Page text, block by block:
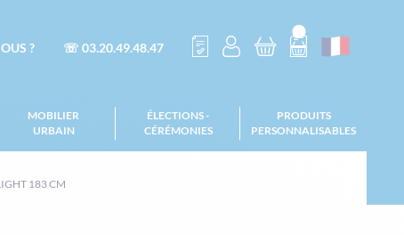
? ☏ 03.20.49.48.47
MOBILIER
URBAIN
ÉLECTIONS -
CÉRÉMONIES
PRODUITS
PERSONNALISABLES
183 CM